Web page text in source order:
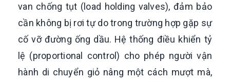
van chống tụt (load holding valves), đảm bảo
cần không bị rơi tự do trong trường hợp gặp sự
cố vỡ đường ống dầu. Hệ thống điều khiển tỷ
lệ (proportional control) cho phép người vận
hành di chuyển giỏ nâng một cách mượt mà,